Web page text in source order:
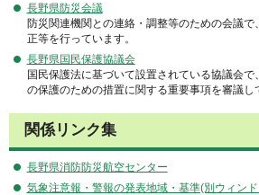
長野県防災会議
防災関連機関との連絡・調整等のための会議
正等を行っています。
長野県国民保護協議会
国民保護法に基づいて設置されている協議会
の保護のための措置に関する重要事項を審議し
関係リンク集
長野県消防防災航空センター
気象注意報・警報の発表地域・基準(別ウィン